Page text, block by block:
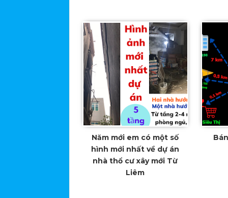
Năm mới em có một số
hình mới nhất về dự án
nhà thổ cư xây mới Từ
Liêm